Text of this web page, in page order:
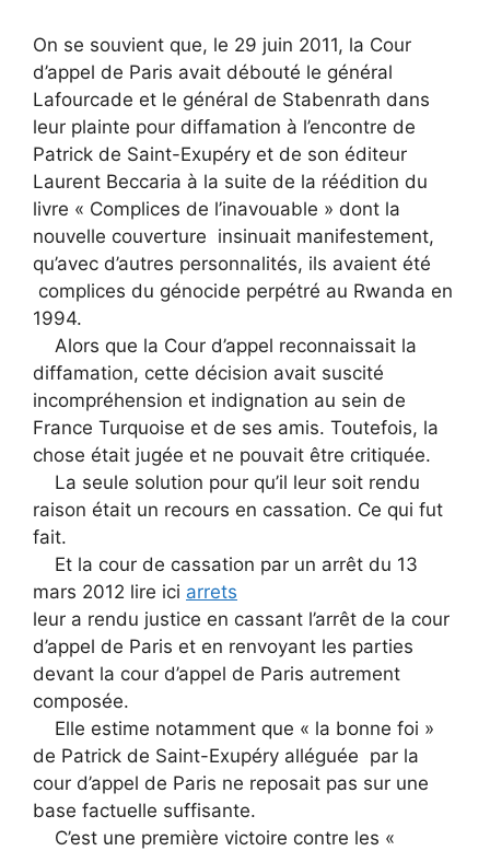
On se souvient que, le 29 juin 2011, la Cour
d’appel de Paris avait débouté le général
Lafourcade et le général de Stabenrath dans
leur plainte pour diffamation à l’encontre de
Patrick de Saint-Exupéry et de son éditeur
Laurent Beccaria à la suite de la réédition du
livre « Complices de l’inavouable » dont la
nouvelle couverture insinuait manifestement,
qu’avec d’autres personnalités, ils avaient été
complices du génocide perpétré au Rwanda en
1994.
Alors que la Cour d’appel reconnaissait la
diffamation, cette décision avait suscité
incompréhension et indignation au sein de
France Turquoise et de ses amis. Toutefois, la
chose était jugée et ne pouvait être critiquée.
La seule solution pour qu’il leur soit rendu
raison était un recours en cassation. Ce qui fut
fait.
Et la cour de cassation par un arrêt du 13
mars 2012 lire ici arrets
leur a rendu justice en cassant l’arrêt de la cour
d’appel de Paris et en renvoyant les parties
devant la cour d’appel de Paris autrement
composée.
Elle estime notamment que « la bonne foi »
de Patrick de Saint-Exupéry alléguée par la
cour d’appel de Paris ne reposait pas sur une
base factuelle suffisante.
C’est une première victoire contre les «